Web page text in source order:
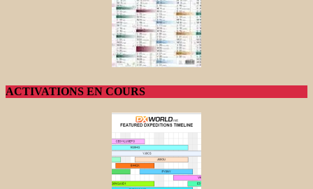
ACTIVATIONS EN COURS